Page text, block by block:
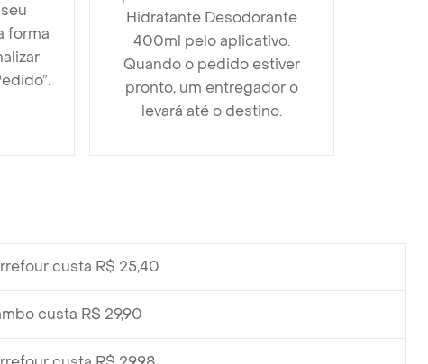
forma
Hidratante Desodorante
400ml pelo aplicativo.
Quando o pedido estiver
pronto, um entregador o
levará até o destino.
custa R$ 25,40
custa R$ 29,90